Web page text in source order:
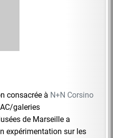
consacrée à N+N Corsino
galeries
de Marseille a
expérimentation sur les